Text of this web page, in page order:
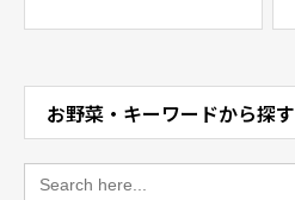
お野菜・キーワードから探す
Search
for: